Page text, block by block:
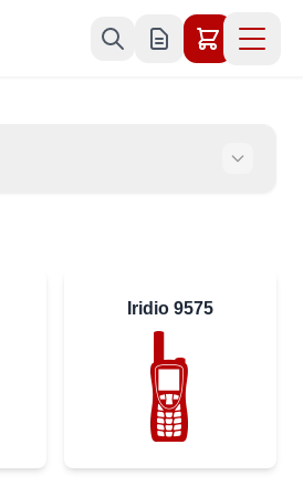
Iridio 9575